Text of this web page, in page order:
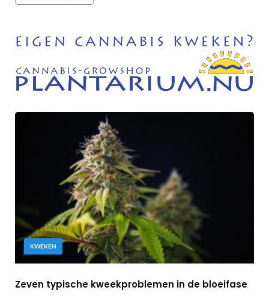
KWEKEN
Zeven typische kweekproblemen in de bloeifase